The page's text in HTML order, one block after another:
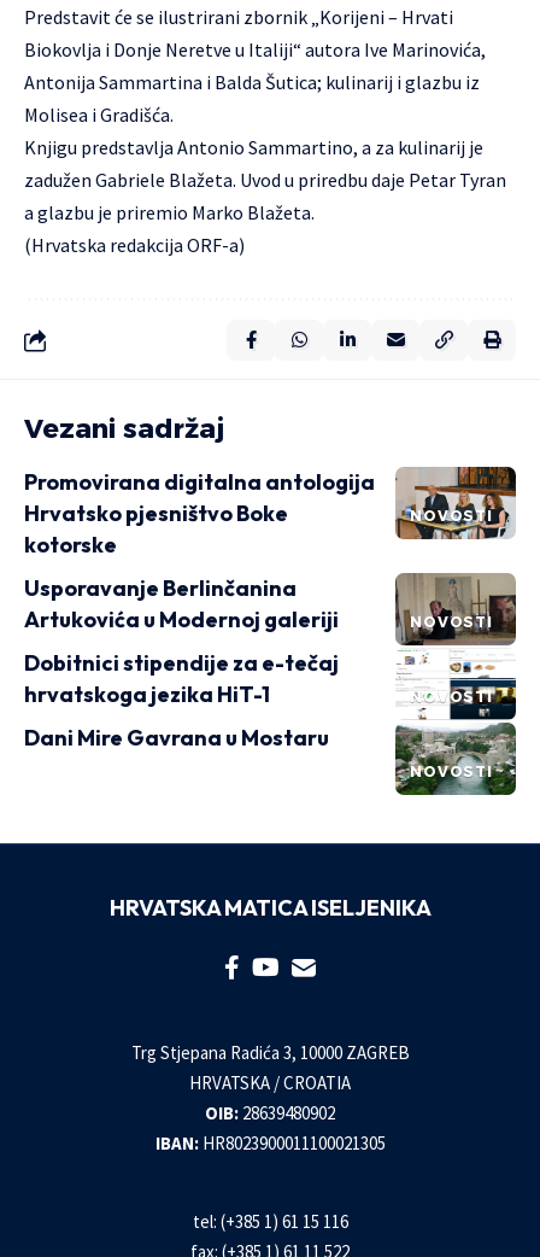
Predstavit će se ilustrirani zbornik „Korijeni – Hrvati
Biokovlja i Donje Neretve u Italiji“ autora Ive Marinovića,
Antonija Sammartina i Balda Šutica; kulinarij i glazbu iz
Molisea i Gradišća.
Knjigu predstavlja Antonio Sammartino, a za kulinarij je
zadužen Gabriele Blažeta. Uvod u priredbu daje Petar Tyran
a glazbu je priremio Marko Blažeta.
(Hrvatska redakcija ORF-a)
Vezani sadržaj
NOVOSTI
Promovirana digitalna antologija
Hrvatsko pjesništvo Boke
kotorske
NOVOSTI
Usporavanje Berlinčanina
Artukovića u Modernoj galeriji
NOVOSTI
Dobitnici stipendije za e-tečaj
hrvatskoga jezika HiT-1
NOVOSTI
Dani Mire Gavrana u Mostaru
HRVATSKA MATICA ISELJENIKA
Trg Stjepana Radića 3, 10000 ZAGREB
HRVATSKA / CROATIA
OIB: 28639480902
IBAN: HR8023900011100021305
tel: (+385 1) 61 15 116
fax: (+385 1) 61 11 522